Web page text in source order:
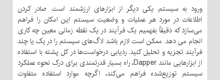
ورود به سیستم یکی دیگر از ابزارهای ارزشمند است. صادر کردن
اطلاعات در مورد هر عملیات و وضعیت سیستم این امکان را فراهم
می‌سازد که دقیقاً بفهمیم یک فرآیند در یک نقطه زمانی معین چه کاری
انجام می دهد. ممکن است لازم باشد لاگ‌های سیستم را در یک یا چند
فرآیند تجزیه و تحلیل کنید. ردیابی درخواست‌ها در کل پشته با استفاده
از ابزارهایی مانند Dapper، راه بسیار قدرتمندی برای درک نحوه عملکرد
سیستم توزیع‌شده فراهم می‌کند، اگرچه موارد استفاده متفاوت